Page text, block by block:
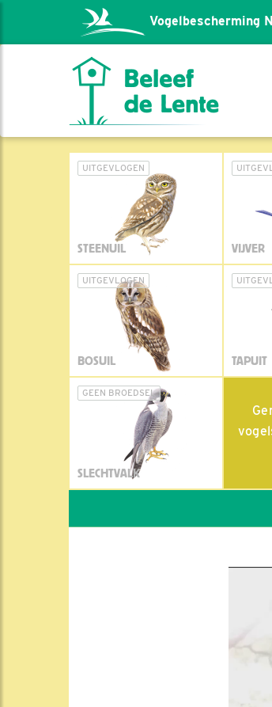
Vogelbescherming
UITGEVLOGEN
STEENUIL VIJVER
UITGEVLOGEN
BOSUIL TAPUIT
GEEN BROEDSEL
SLECHTVALK